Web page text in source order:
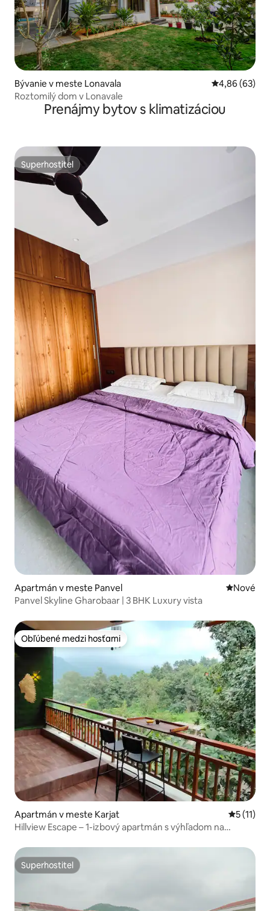
Bývanie v meste Lonavala Priemerné
4,86 (63)
Roztomilý dom v Lonavale
Prenájmy bytov s klimatizáciou
Superhostiteľ
Superhostiteľ
Apartmán v meste Panvel Nové
Nové
Panvel Skyline Gharobaar | 3 BHK Luxury vista
Obľúbené medzi hosťami
Obľúbené medzi hosťami
Apartmán v meste Karjat
5 (11)
Hillview Escape – 1-izbový apartmán s výhľadom na
Superhostiteľ
Superhostiteľ